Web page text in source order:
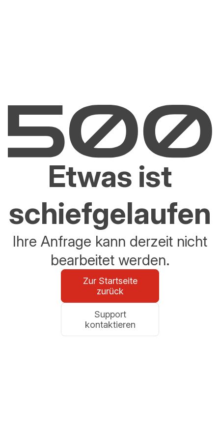
Etwas ist
schiefgelaufen
Ihre Anfrage kann derzeit nicht
bearbeitet werden.
Zur Startseite
zurück
Support
kontaktieren